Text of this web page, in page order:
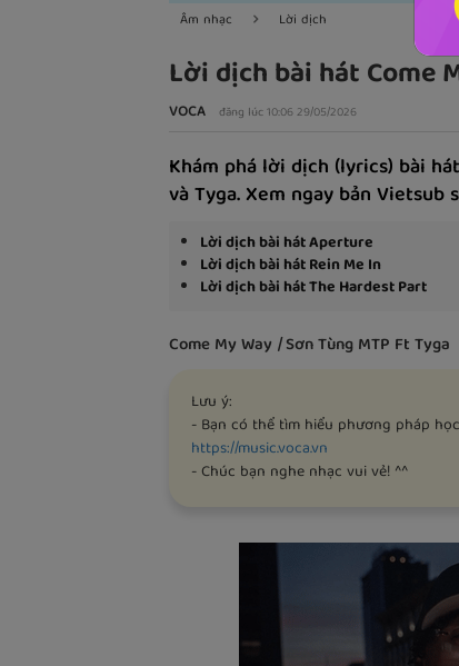
Âm nhạc
Lời dịch
Lời dịch bài hát Come
VOCA đăng lúc 10:06 29/05/2026
Khám phá lời dịch (lyrics) bài
và Tyga. Xem ngay bản
Lời dịch bài hát Aperture
Lời dịch bài hát Rein Me In
Lời dịch bài hát The Hardest Part
Come My Way |Sơn Tùng MTP Ft Tyga
Lưu ý:
- Bạn có thể tìm hiểu phương pháp
https://music.voca.vn
- Chúc bạn nghe nhạc vui vẻ! ^^